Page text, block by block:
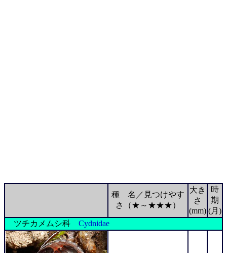
種 名／見つけやす
さ（★～★★★）
大き
さ
(mm)
時
期
(月)
ツチカメムシ科 Cydnidae